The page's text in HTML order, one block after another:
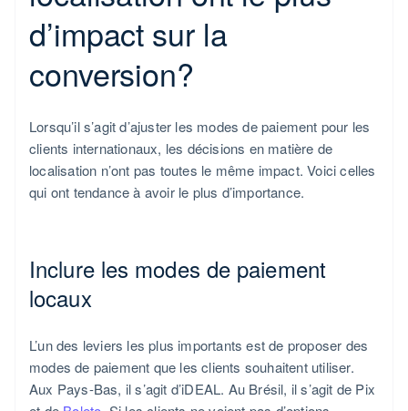
d’impact sur la
conversion?
Lorsqu’il s’agit d’ajuster les modes de paiement pour les
clients internationaux, les décisions en matière de
localisation n’ont pas toutes le même impact. Voici celles
qui ont tendance à avoir le plus d’importance.
Inclure les modes de paiement
locaux
L’un des leviers les plus importants est de proposer des
modes de paiement que les clients souhaitent utiliser.
Aux Pays-Bas, il s’agit d’iDEAL. Au Brésil, il s’agit de Pix